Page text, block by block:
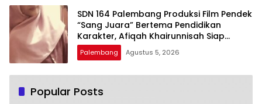
SDN 164 Palembang Produksi Film Pendek
“Sang Juara” Bertema Pendidikan
Karakter, Afiqah Khairunnisah Siap
Tampilkan Akting Terbaik
Palembang Agustus 5, 2026
Popular Posts